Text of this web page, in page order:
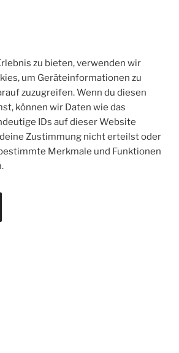
zu bieten, verwenden wir
um Geräteinformationen zu
zuzugreifen. Wenn du diesen
können wir Daten wie das
IDs auf dieser Website
Zustimmung nicht erteilst oder
Merkmale und Funktionen